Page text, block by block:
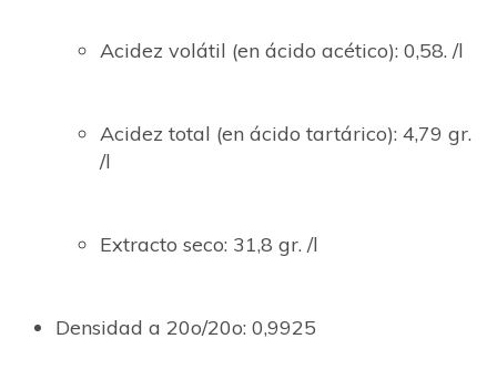
Acidez volátil (en ácido acético): 0,58. /l
Acidez total (en ácido tartárico): 4,79 gr.
/l
Extracto seco: 31,8 gr. /l
Densidad a 20o/20o: 0,9925